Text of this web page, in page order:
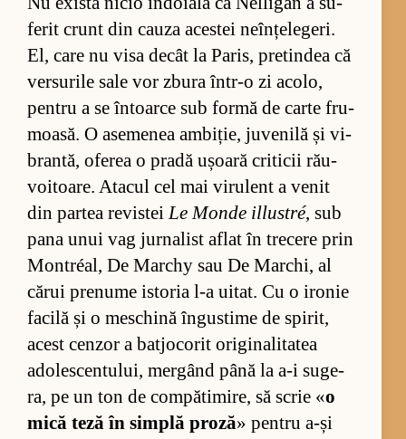
fe­rit crunt din ca­uza aces­tei ne­în­țe­le­geri.
El, care nu visa de­cât la Pa­ris, pre­tin­dea că
ver­su­rile sale vor zbura în­tr-o zi aco­lo,
pen­tru a se în­toarce sub formă de carte fru­
moa­să. O ase­me­nea am­bi­ție, ju­ve­nilă și vi­
bran­tă, ofe­rea o pradă ușoară cri­ti­cii ră­u­
vo­itoa­re. Ata­cul cel mai vi­ru­lent a ve­nit
din par­tea re­vis­teiLe Monde il­lus­tré, sub
pana unui vag jur­na­list aflat în tre­cere prin
Montréal, De Mar­chy sau De Mar­chi, al
că­rui pre­nume is­to­ria l-a ui­tat. Cu o iro­nie
fa­cilă și o mes­chină în­gus­time de spi­rit,
acest cen­zor a batjo­co­rit ori­gi­na­li­ta­tea
ado­les­cen­tu­lui, mer­gând până la a-i su­ge­
ra, pe un ton de com­pă­ti­mi­re, să scrie «o
mică teză în sim­plă proză» pen­tru a-și